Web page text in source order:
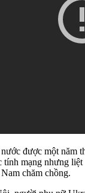
được một năm
mạng nhưng liệt
chăm chồng.